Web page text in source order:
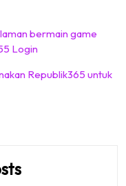
bermain game
Login
Republik365 untuk